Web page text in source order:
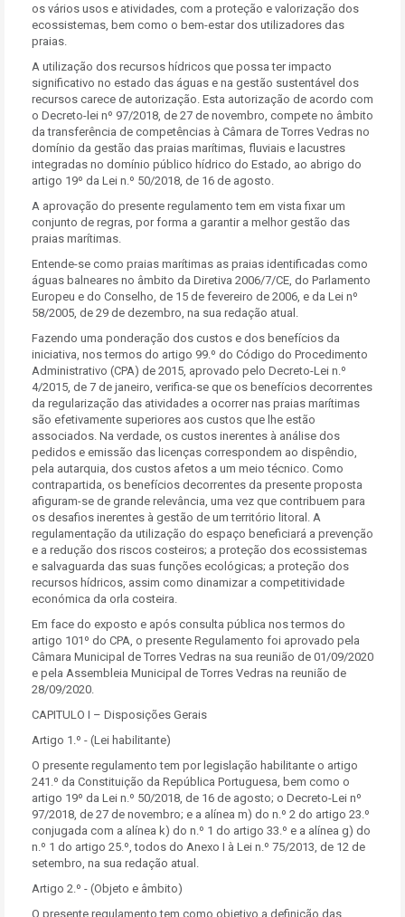
os vários usos e atividades, com a proteção e valorização dos
ecossistemas, bem como o bem-estar dos utilizadores das
praias.
A utilização dos recursos hídricos que possa ter impacto
significativo no estado das águas e na gestão sustentável dos
recursos carece de autorização. Esta autorização de acordo com
o Decreto-lei nº 97/2018, de 27 de novembro, compete no âmbito
da transferência de competências à Câmara de Torres Vedras no
domínio da gestão das praias marítimas, fluviais e lacustres
integradas no domínio público hídrico do Estado, ao abrigo do
artigo 19º da Lei n.º 50/2018, de 16 de agosto.
A aprovação do presente regulamento tem em vista fixar um
conjunto de regras, por forma a garantir a melhor gestão das
praias marítimas.
Entende-se como praias marítimas as praias identificadas como
águas balneares no âmbito da Diretiva 2006/7/CE, do Parlamento
Europeu e do Conselho, de 15 de fevereiro de 2006, e da Lei nº
58/2005, de 29 de dezembro, na sua redação atual.
Fazendo uma ponderação dos custos e dos benefícios da
iniciativa, nos termos do artigo 99.º do Código do Procedimento
Administrativo (CPA) de 2015, aprovado pelo Decreto-Lei n.º
4/2015, de 7 de janeiro, verifica-se que os benefícios decorrentes
da regularização das atividades a ocorrer nas praias marítimas
são efetivamente superiores aos custos que lhe estão
associados. Na verdade, os custos inerentes à análise dos
pedidos e emissão das licenças correspondem ao dispêndio,
pela autarquia, dos custos afetos a um meio técnico. Como
contrapartida, os benefícios decorrentes da presente proposta
afiguram-se de grande relevância, uma vez que contribuem para
os desafios inerentes à gestão de um território litoral. A
regulamentação da utilização do espaço beneficiará a prevenção
e a redução dos riscos costeiros; a proteção dos ecossistemas
e salvaguarda das suas funções ecológicas; a proteção dos
recursos hídricos, assim como dinamizar a competitividade
económica da orla costeira.
Em face do exposto e após consulta pública nos termos do
artigo 101º do CPA, o presente Regulamento foi aprovado pela
Câmara Municipal de Torres Vedras na sua reunião de 01/09/2020
e pela Assembleia Municipal de Torres Vedras na reunião de
28/09/2020.
CAPITULO I – Disposições Gerais
Artigo 1.º - (Lei habilitante)
O presente regulamento tem por legislação habilitante o artigo
241.º da Constituição da República Portuguesa, bem como o
artigo 19º da Lei n.º 50/2018, de 16 de agosto; o Decreto-Lei nº
97/2018, de 27 de novembro; e a alínea m) do n.º 2 do artigo 23.º
conjugada com a alínea k) do n.º 1 do artigo 33.º e a alínea g) do
n.º 1 do artigo 25.º, todos do Anexo I à Lei n.º 75/2013, de 12 de
setembro, na sua redação atual.
Artigo 2.º - (Objeto e âmbito)
O presente regulamento tem como objetivo a definição das